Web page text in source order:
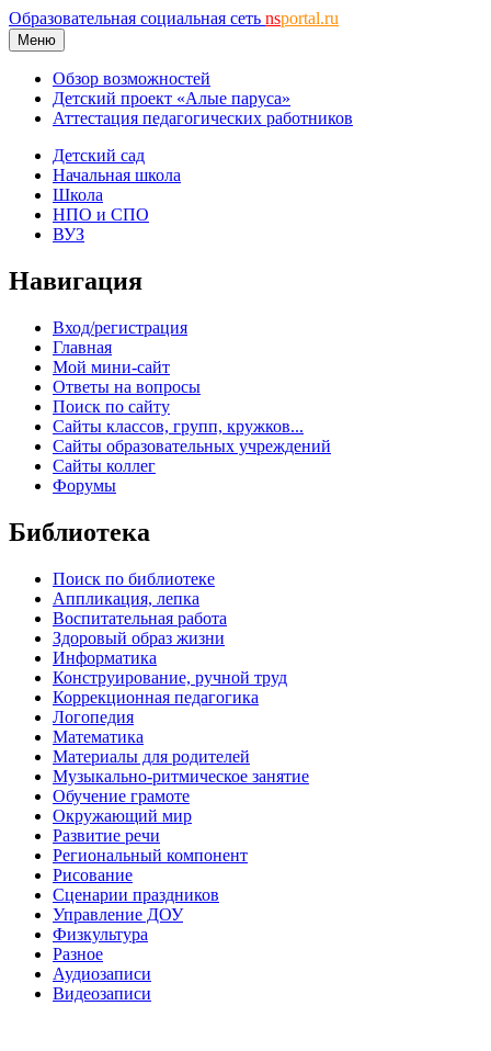
Образовательная социальная сеть nsportal.ru
Меню
Обзор возможностей
Детский проект «Алые паруса»
Аттестация педагогических работников
Детский сад
Начальная школа
Школа
НПО и СПО
ВУЗ
Навигация
Вход/регистрация
Главная
Мой мини-сайт
Ответы на вопросы
Поиск по сайту
Сайты классов, групп, кружков...
Сайты образовательных учреждений
Сайты коллег
Форумы
Библиотека
Поиск по библиотеке
Аппликация, лепка
Воспитательная работа
Здоровый образ жизни
Информатика
Конструирование, ручной труд
Коррекционная педагогика
Логопедия
Математика
Материалы для родителей
Музыкально-ритмическое занятие
Обучение грамоте
Окружающий мир
Развитие речи
Региональный компонент
Рисование
Сценарии праздников
Управление ДОУ
Физкультура
Разное
Аудиозаписи
Видеозаписи